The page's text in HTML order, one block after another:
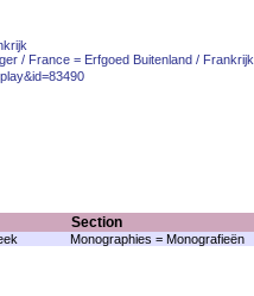
/ France = Erfgoed Buitenland / Frankrijk
Section
Monographies = Monografieën